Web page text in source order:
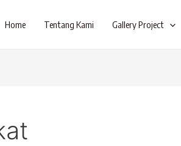
Home Tentang Kami Gallery Project